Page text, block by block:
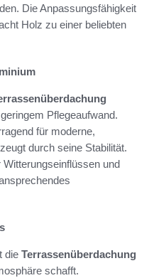
Die Anpassungsfähigkeit
Holz zu einer beliebten
Pflegeaufwand.
für moderne,
durch seine Stabilität.
und
die Terrassenüberdachung
schafft.